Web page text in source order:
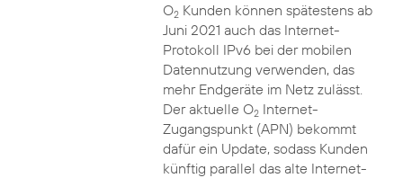
O2Kunden können spätestens ab
Juni 2021 auch das Internet-
Protokoll IPv6 bei der mobilen
Datennutzung verwenden, das
mehr Endgeräte im Netz zulässt.
Der aktuelle O2Internet-
Zugangspunkt (APN) bekommt
dafür ein Update, sodass Kunden
künftig parallel das alte Internet-